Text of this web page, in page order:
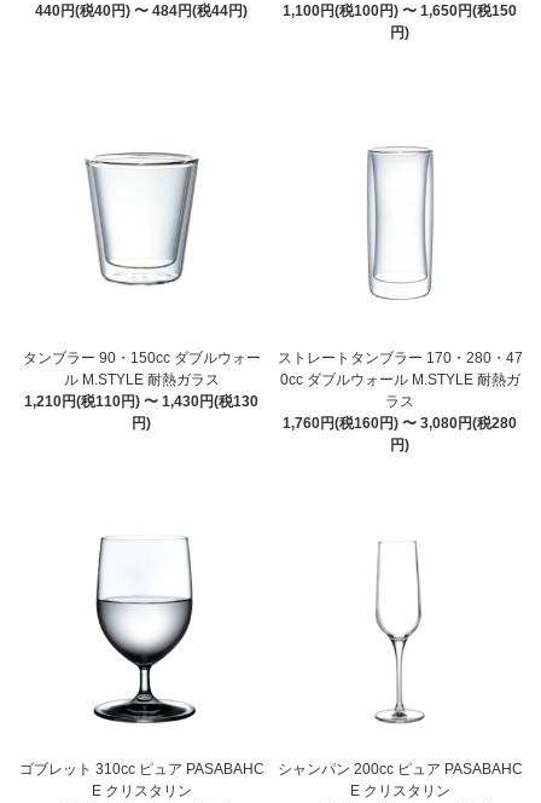
440円(税40円) 〜 484円(税44円)
1,100円(税100円) 〜 1,650円(税150
円)
タンブラー 90・150cc ダブルウォー
ル M.STYLE 耐熱ガラス
1,210円(税110円) 〜 1,430円(税130
円)
ストレートタンブラー 170・280・47
0cc ダブルウォール M.STYLE 耐熱ガ
ラス
1,760円(税160円) 〜 3,080円(税280
円)
ゴブレット 310cc ピュア PASABAHC
E クリスタリン
シャンパン 200cc ピュア PASABAHC
E クリスタリン